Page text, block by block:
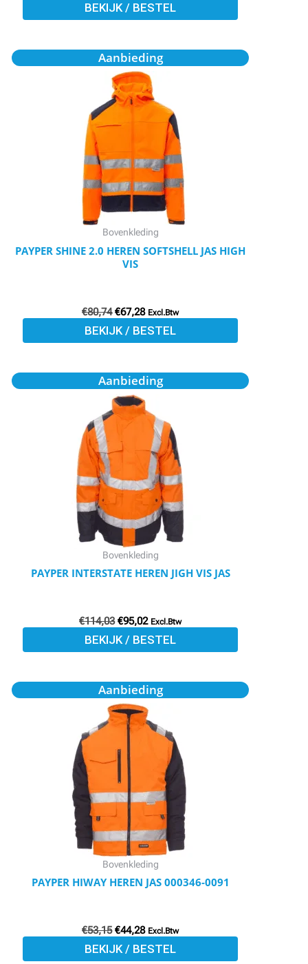
BEKIJK / BESTEL
Aanbieding
Bovenkleding
PAYPER SHINE 2.0 HEREN SOFTSHELL JAS HIGH
VIS
€80,74
Oorspronkelijke
prijs
was:
€80,74.
€67,28
Huidige
prijs
is:
€67,28.
Excl.Btw
BEKIJK / BESTEL
Dit
product
heeft
meerdere
variaties.
optie
kan
gekozen
worden
op
de
Aanbieding
Bovenkleding
PAYPER INTERSTATE HEREN JIGH VIS JAS
€114,03
Oorspronkelijke
prijs
was:
€114,03.
€95,02
Huidige
prijs
€95,02.
Excl.Btw
BEKIJK / BESTEL
Dit
product
heeft
meerdere
variaties.
Deze
optie
kan
gekozen
worden
op
Aanbieding
Bovenkleding
PAYPER HIWAY HEREN JAS 000346-0091
€53,15
Oorspronkelijke
prijs
was:
€53,15.
€44,28
Huidige
prijs
is:
€44,28.
Excl.Btw
BEKIJK / BESTEL
Dit
product
heeft
meerdere
variaties.
optie
kan
gekozen
worden
op